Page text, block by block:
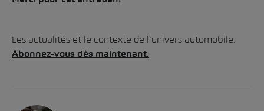
Les actualités et le contexte de l’univers automobile.
Abonnez-vous dès maintenant.